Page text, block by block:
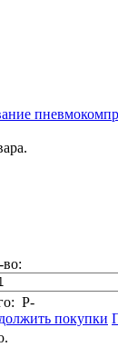
Р-
покупки